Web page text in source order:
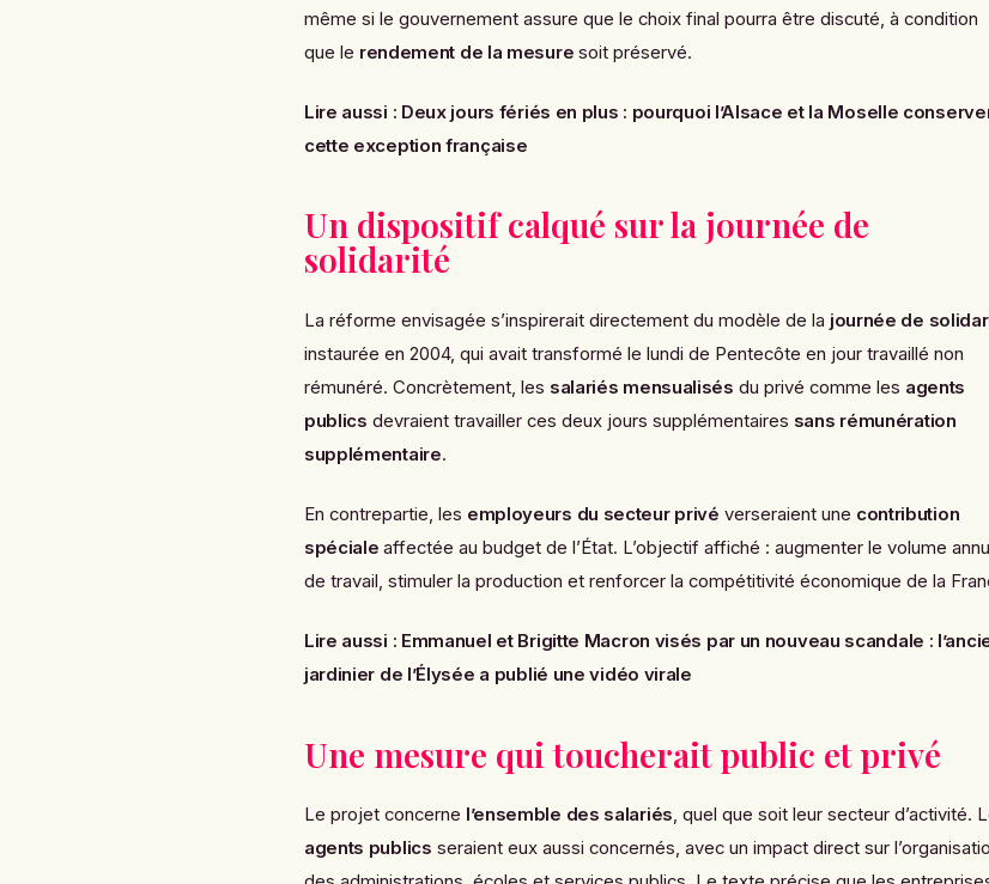
même si le gouvernement assure que le choix final pourra être discuté, à condition
que le rendement de la mesure soit préservé.
Lire aussi : Deux jours fériés en plus : pourquoi l’Alsace et la Moselle
cette exception française
Un dispositif calqué sur la journée de
solidarité
La réforme envisagée s’inspirerait directement du modèle de la journée de
instaurée en 2004, qui avait transformé le lundi de Pentecôte en jour travaillé non
rémunéré. Concrètement, les salariés mensualisés du privé comme les agents
publics devraient travailler ces deux jours supplémentaires sans rémunération
supplémentaire.
En contrepartie, les employeurs du secteur privé verseraient une contribution
spéciale affectée au budget de l’État. L’objectif affiché : augmenter le volume
de travail, stimuler la production et renforcer la compétitivité économique de la
Lire aussi : Emmanuel et Brigitte Macron visés par un nouveau scandale :
jardinier de l’Élysée a publié une vidéo virale
Une mesure qui toucherait public et privé
Le projet concerne l’ensemble des salariés, quel que soit leur secteur d’activité.
agents publics seraient eux aussi concernés, avec un impact direct sur